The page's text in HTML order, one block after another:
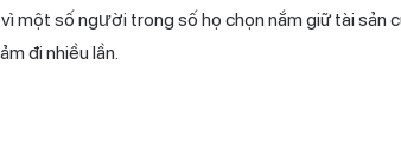
một số người trong số họ chọn nắm giữ tài sản
đi nhiều lần.